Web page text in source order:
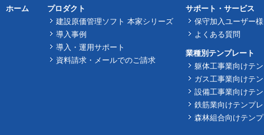
ホーム
プロダクト
建設原価管理ソフト 本家シリーズ
導入事例
導入・運用サポート
資料請求・メールでのご請求
サポート・サービス
保守加入ユーザー
よくある質問
業種別テンプレート
躯体工事業向けテ
ガス工事業向けテ
設備工事業向けテ
鉄筋業向けテンプ
森林組合向けテン